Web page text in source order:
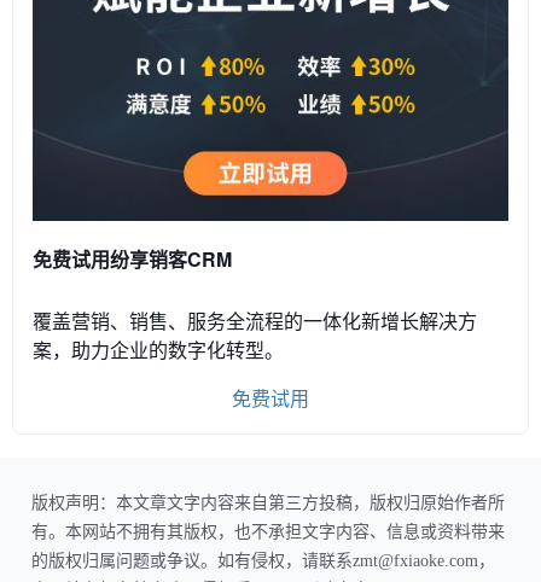
免费试用纷享销客CRM
覆盖营销、销售、服务全流程的一体化新增长解决方
案，助力企业的数字化转型。
免费试用
版权声明：本文章文字内容来自第三方投稿，版权归原始作者所
有。本网站不拥有其版权，也不承担文字内容、信息或资料带来
的版权归属问题或争议。如有侵权，请联系zmt@fxiaoke.com，